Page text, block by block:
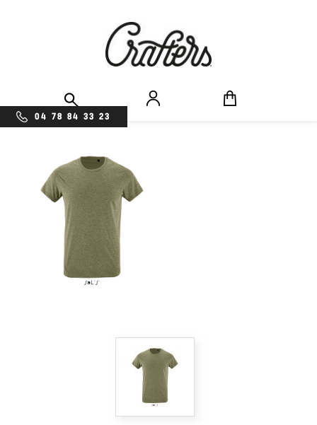
04 78 84 33 23